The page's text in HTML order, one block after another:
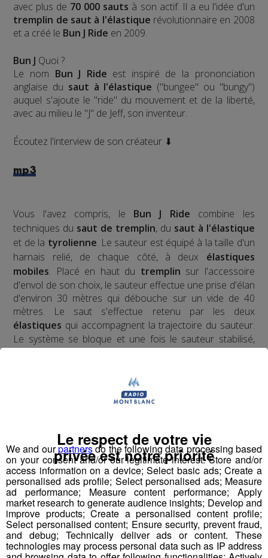
avec plus de 70 000 sauts à son actif. Il a eu l'idée d'un
tremplin de saut à l'élastique révolutionnaire en 2008
et a créé le Bun J Ride en 2009.
Bun J Quoi ?
Le nom Bun J Ride est inspiré de la prononciation
anglaise du saut à l'élastique ("bungee" ou "bungy")
auquel s'ajoute le "ride" du mouvement et de la liberté,
avec au milieu le "J" de Jeff, son inventeur.
Écoutez l'interview de son créateur ⬇
mp3
Vous l'avez compris, le Bun J Ride combine les
techniques du saut de tremplin, du saut à l'élastique
et de la tyrolienne. Le sauteur est équipé à la taille d'un
harnais relié, de chaque côté, à deux élastiques
mobiles. Placé en haut du tremplin sur l'accessoire
d'envol de son choix, le sauteur effectue une prise d'élan
d'environ 30 mètres qui débouche sur un vide de 40
mètres. Le saut s'effectue retenu par les deux
élastiques qui accompagnent la trajectoire du sauteur.
Le système se bloque et une fois le sauteur stabilisé,
nous le redescendons entyroliennejusqu'au sol.
​Deux ans d'études, de tests, d'homologations,
d'agréments, de vérifications ont été nécessaires pour
obtenir l'autorisation d'ouverture au public du premier
Pour la version hivernale, c'est unsaut à l'élastique
en ski!
We and ourpartnersdo the following data processing based
on your consent and/or our legitimate interest: Store and/or
access information on a device; Select basic ads; Create a
personalised ads profile; Select personalised ads; Measure
ad performance; Measure content performance; Apply
market research to generate audience insights; Develop and
improve products; Create a personalised content profile;
Select personalised content; Ensure security, prevent fraud,
and debug; Technically deliver ads or content. These
technologies may process personal data such as IP address
Le respect de votre vie
privée est notre priorité